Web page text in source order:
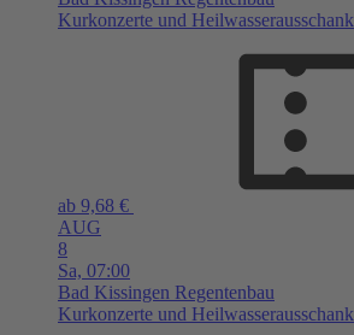
Kurkonzerte und Heilwasserausschank
ab 9,68 €
AUG
8
Sa, 07:00
Bad Kissingen Regentenbau
Kurkonzerte und Heilwasserausschank